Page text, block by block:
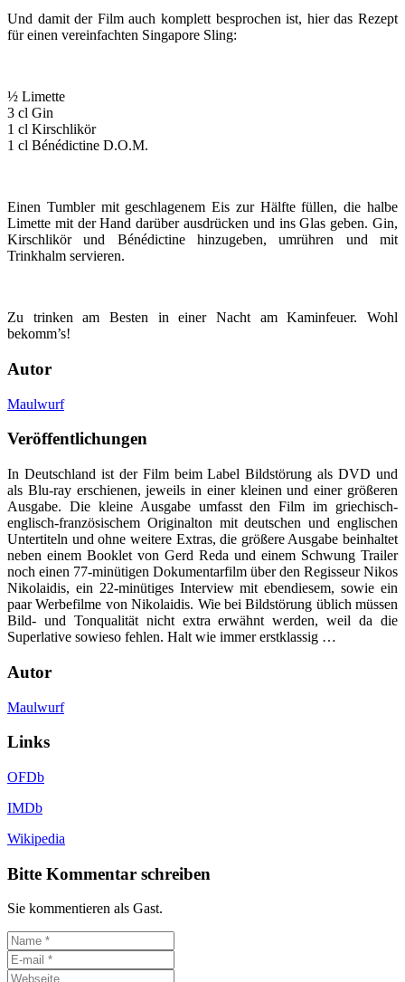
Und damit der Film auch komplett besprochen ist, hier das Rezept
für einen vereinfachten Singapore Sling:
½ Limette
3 cl Gin
1 cl Kirschlikör
1 cl Bénédictine D.O.M.
Einen Tumbler mit geschlagenem Eis zur Hälfte füllen, die halbe
Limette mit der Hand darüber ausdrücken und ins Glas geben. Gin,
Kirschlikör und Bénédictine hinzugeben, umrühren und mit
Trinkhalm servieren.
Zu trinken am Besten in einer Nacht am Kaminfeuer. Wohl
bekomm’s!
Autor
Maulwurf
Veröffentlichungen
In Deutschland ist der Film beim Label Bildstörung als DVD und
als Blu-ray erschienen, jeweils in einer kleinen und einer größeren
Ausgabe. Die kleine Ausgabe umfasst den Film im griechisch-
englisch-französischem Originalton mit deutschen und englischen
Untertiteln und ohne weitere Extras, die größere Ausgabe beinhaltet
neben einem Booklet von Gerd Reda und einem Schwung Trailer
noch einen 77-minütigen Dokumentarfilm über den Regisseur Nikos
Nikolaidis, ein 22-minütiges Interview mit ebendiesem, sowie ein
paar Werbefilme von Nikolaidis. Wie bei Bildstörung üblich müssen
Bild- und Tonqualität nicht extra erwähnt werden, weil da die
Superlative sowieso fehlen. Halt wie immer erstklassig …
Autor
Maulwurf
Links
OFDb
IMDb
Wikipedia
Bitte Kommentar schreiben
Sie kommentieren als Gast.